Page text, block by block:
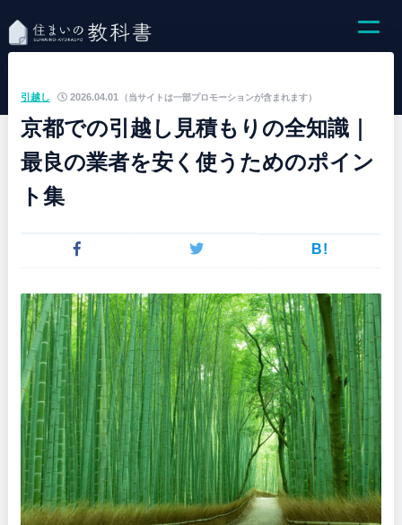
（当サイトは一部プロモーションが含まれます）
引越し 2026.04.01
京都での引越し見積もりの全知識｜
最良の業者を安く使うためのポイン
ト集
B!